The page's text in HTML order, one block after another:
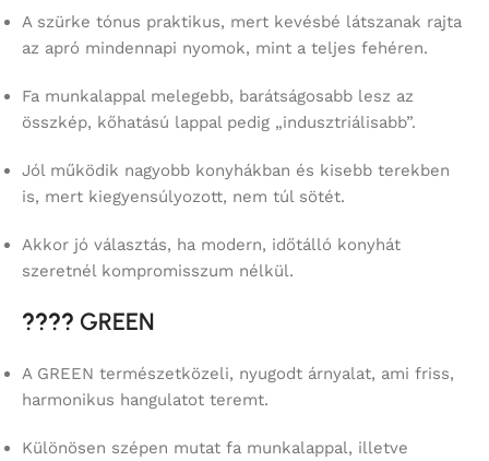
A szürke tónus praktikus, mert kevésbé látszanak rajta
az apró mindennapi nyomok, mint a teljes fehéren.
Fa munkalappal melegebb, barátságosabb lesz az
összkép, kőhatású lappal pedig „indusztriálisabb”.
Jól működik nagyobb konyhákban és kisebb terekben
is, mert kiegyensúlyozott, nem túl sötét.
Akkor jó választás, ha modern, időtálló konyhát
szeretnél kompromisszum nélkül.
???? GREEN
A GREEN természetközeli, nyugodt árnyalat, ami friss,
harmonikus hangulatot teremt.
Különösen szépen mutat fa munkalappal, illetve